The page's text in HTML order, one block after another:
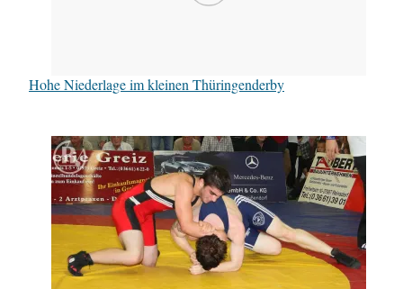
Hohe Niederlage im kleinen Thüringenderby